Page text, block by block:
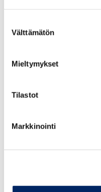
valinta
Välttämätön
Mieltymykset
Tilastot
Markkinointi
Lunastusmenettelyt 2012